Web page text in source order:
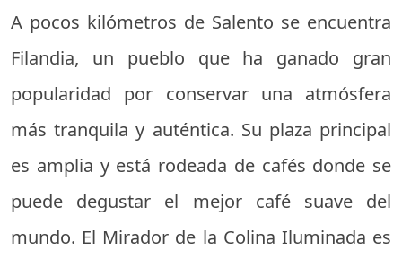
A pocos kilómetros de Salento se encuentra
Filandia, un pueblo que ha ganado gran
popularidad por conservar una atmósfera
más tranquila y auténtica. Su plaza principal
es amplia y está rodeada de cafés donde se
puede degustar el mejor café suave del
mundo. El Mirador de la Colina Iluminada es